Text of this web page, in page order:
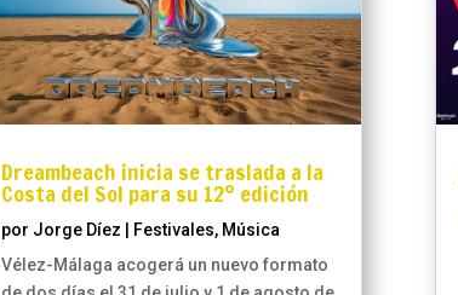
Dreambeach inicia se traslada a la
Costa del Sol para su 12º edición
por Jorge Díez Festivales, Música
Vélez-Málaga acogerá un nuevo formato